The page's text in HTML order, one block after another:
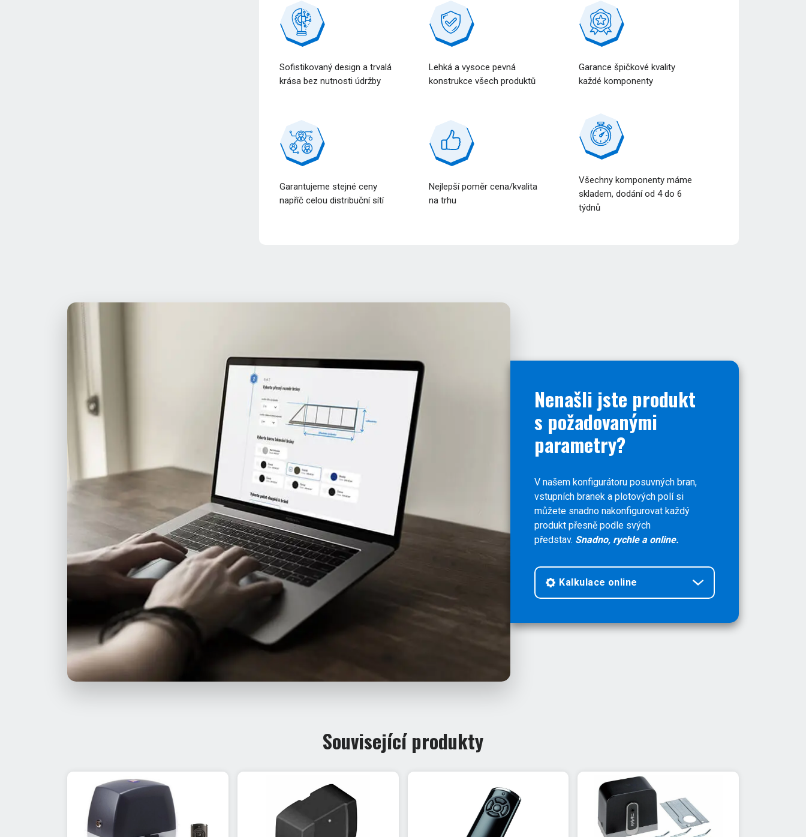
Sofistikovaný design a trvalá
krása bez nutnosti údržby
Lehká a vysoce pevná
konstrukce všech produktů
Garance špičkové kvality
každé komponenty
Garantujeme stejné ceny
napříč celou distribuční sítí
Nejlepší poměr cena/kvalita
na trhu
Všechny komponenty máme
skladem, dodání od 4 do 6
týdnů
Nenašli jste produkt
s požadovanými
parametry?
V našem konfigurátoru posuvných bran,
vstupních branek a plotových polí si
můžete snadno nakonfigurovat každý
produkt přesně podle svých
představ. Snadno, rychle a online.
Kalkulace online
Související produkty